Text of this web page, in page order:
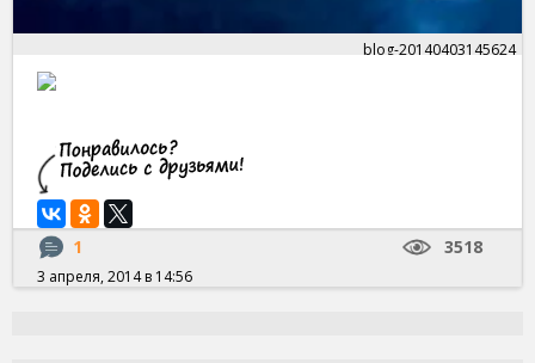
blog-20140403145624
1 3518
3 апреля, 2014 в 14:56